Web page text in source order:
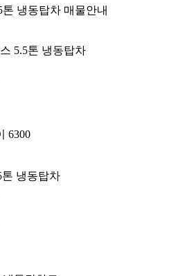
냉동탑차 매물안내
5.5톤 냉동탑차
6300
냉동탑차